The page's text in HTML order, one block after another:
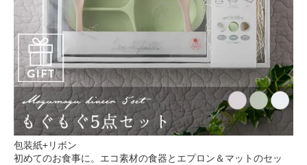
包装紙+リボン
初めてのお食事に。エコ素材の食器とエプロン＆マットのセッ